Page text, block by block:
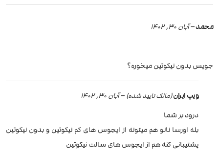
محمد–آبان 30, 1402
جویس بدون نیکوتین میخوره؟
ویپ ایران(مالک تایید شده) –آبان 30, 1402
درود بر شما
بله اورسا نانو هم میتونه از ایجوس های کم نیکوتین و بدون نیکوتین
پشتیبانی کنه هم از ایجوس های سالت نیکوتین